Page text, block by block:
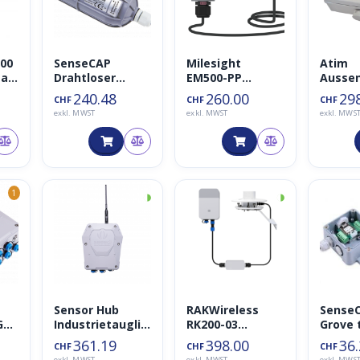
SenseCAP
Drahtloser
Bodenfeuchte-
und
Temperatursen
sor – LoRaWAN
EU868MHz
CHF 240.48
exkl. MWST
Milesight
EM500-PP
Drucksensor
CHF 260.00
exkl. MWST
Atim
tur
t
ACW-
CHF
exkl. MWST
1 ◑
Sensor Hub
Industrietauglic
her 4G
Datenlogger mit
CHF361.19
◑
RAKWireless
RK200-03
Pyranometer
sensor
CHF398.00
Grove
CHF